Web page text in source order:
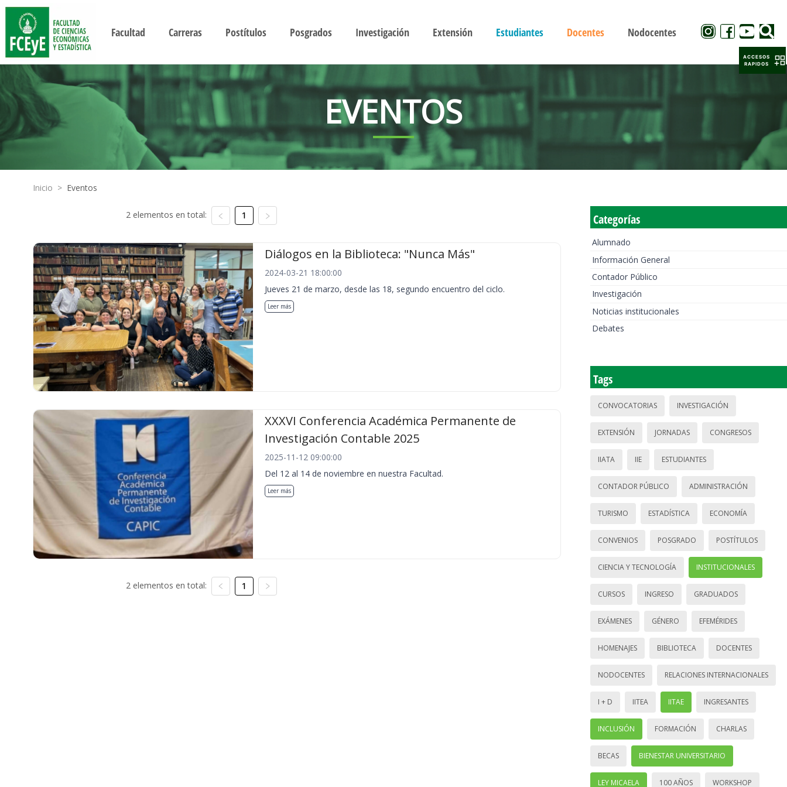
Facultad Carreras Postítulos Posgrados Investigación Extensión Estudiantes Docentes Nodocentes
EVENTOS
Inicio > Eventos
2 elementos en total: 1
Diálogos en la Biblioteca: "Nunca Más"
2024-03-21 18:00:00
Jueves 21 de marzo, desde las 18, segundo encuentro del ciclo.
Leer más
XXXVI Conferencia Académica Permanente de
Investigación Contable 2025
2025-11-12 09:00:00
Del 12 al 14 de noviembre en nuestra Facultad.
Leer más
2 elementos en total: 1
Categorías
Alumnado
Información General
Contador Público
Investigación
Noticias institucionales
Debates
Tags
CONVOCATORIAS INVESTIGACIÓN
EXTENSIÓN JORNADAS CONGRESOS
IIATA IIE ESTUDIANTES
CONTADOR PÚBLICO ADMINISTRACIÓN
TURISMO ESTADÍSTICA ECONOMÍA
CONVENIOS POSGRADO POSTÍTULOS
CIENCIA Y TECNOLOGÍA INSTITUCIONALES
CURSOS INGRESO GRADUADOS
EXÁMENES GÉNERO EFEMÉRIDES
HOMENAJES BIBLIOTECA DOCENTES
NODOCENTES RELACIONES INTERNACIONALES
I + D IITEA IITAE INGRESANTES
INCLUSIÓN FORMACIÓN CHARLAS
BECAS BIENESTAR UNIVERSITARIO
LEY MICAELA 100 AÑOS WORKSHOP
ACCESOS
RAPIDOS